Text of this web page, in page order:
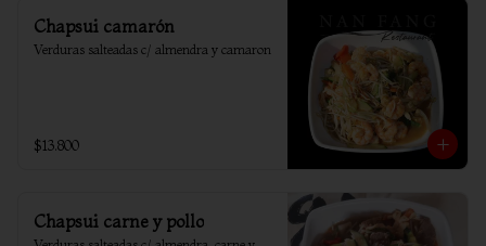
Chapsui camarón
Verduras salteadas c/ almendra y camaron
$13.800
Chapsui carne y pollo